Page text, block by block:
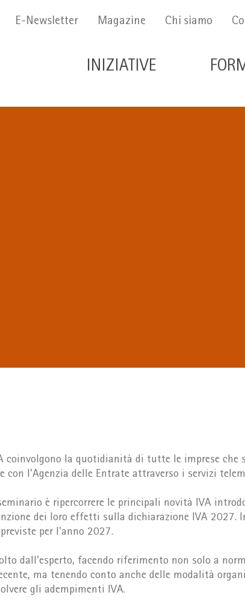
Menu Secondario
E-Newsletter Magazine Chi siamo
Navigazione
INIZIATIVE
coinvolgono la quotidianità di tutte le imprese che
con l'Agenzia delle Entrate attraverso i servizi
è ripercorrere le principali novità IVA
dei loro effetti sulla dichiarazione IVA 2027.
per l'anno 2027.
dall'esperto, facendo riferimento non solo a
ma tenendo conto anche delle modalità
gli adempimenti IVA.